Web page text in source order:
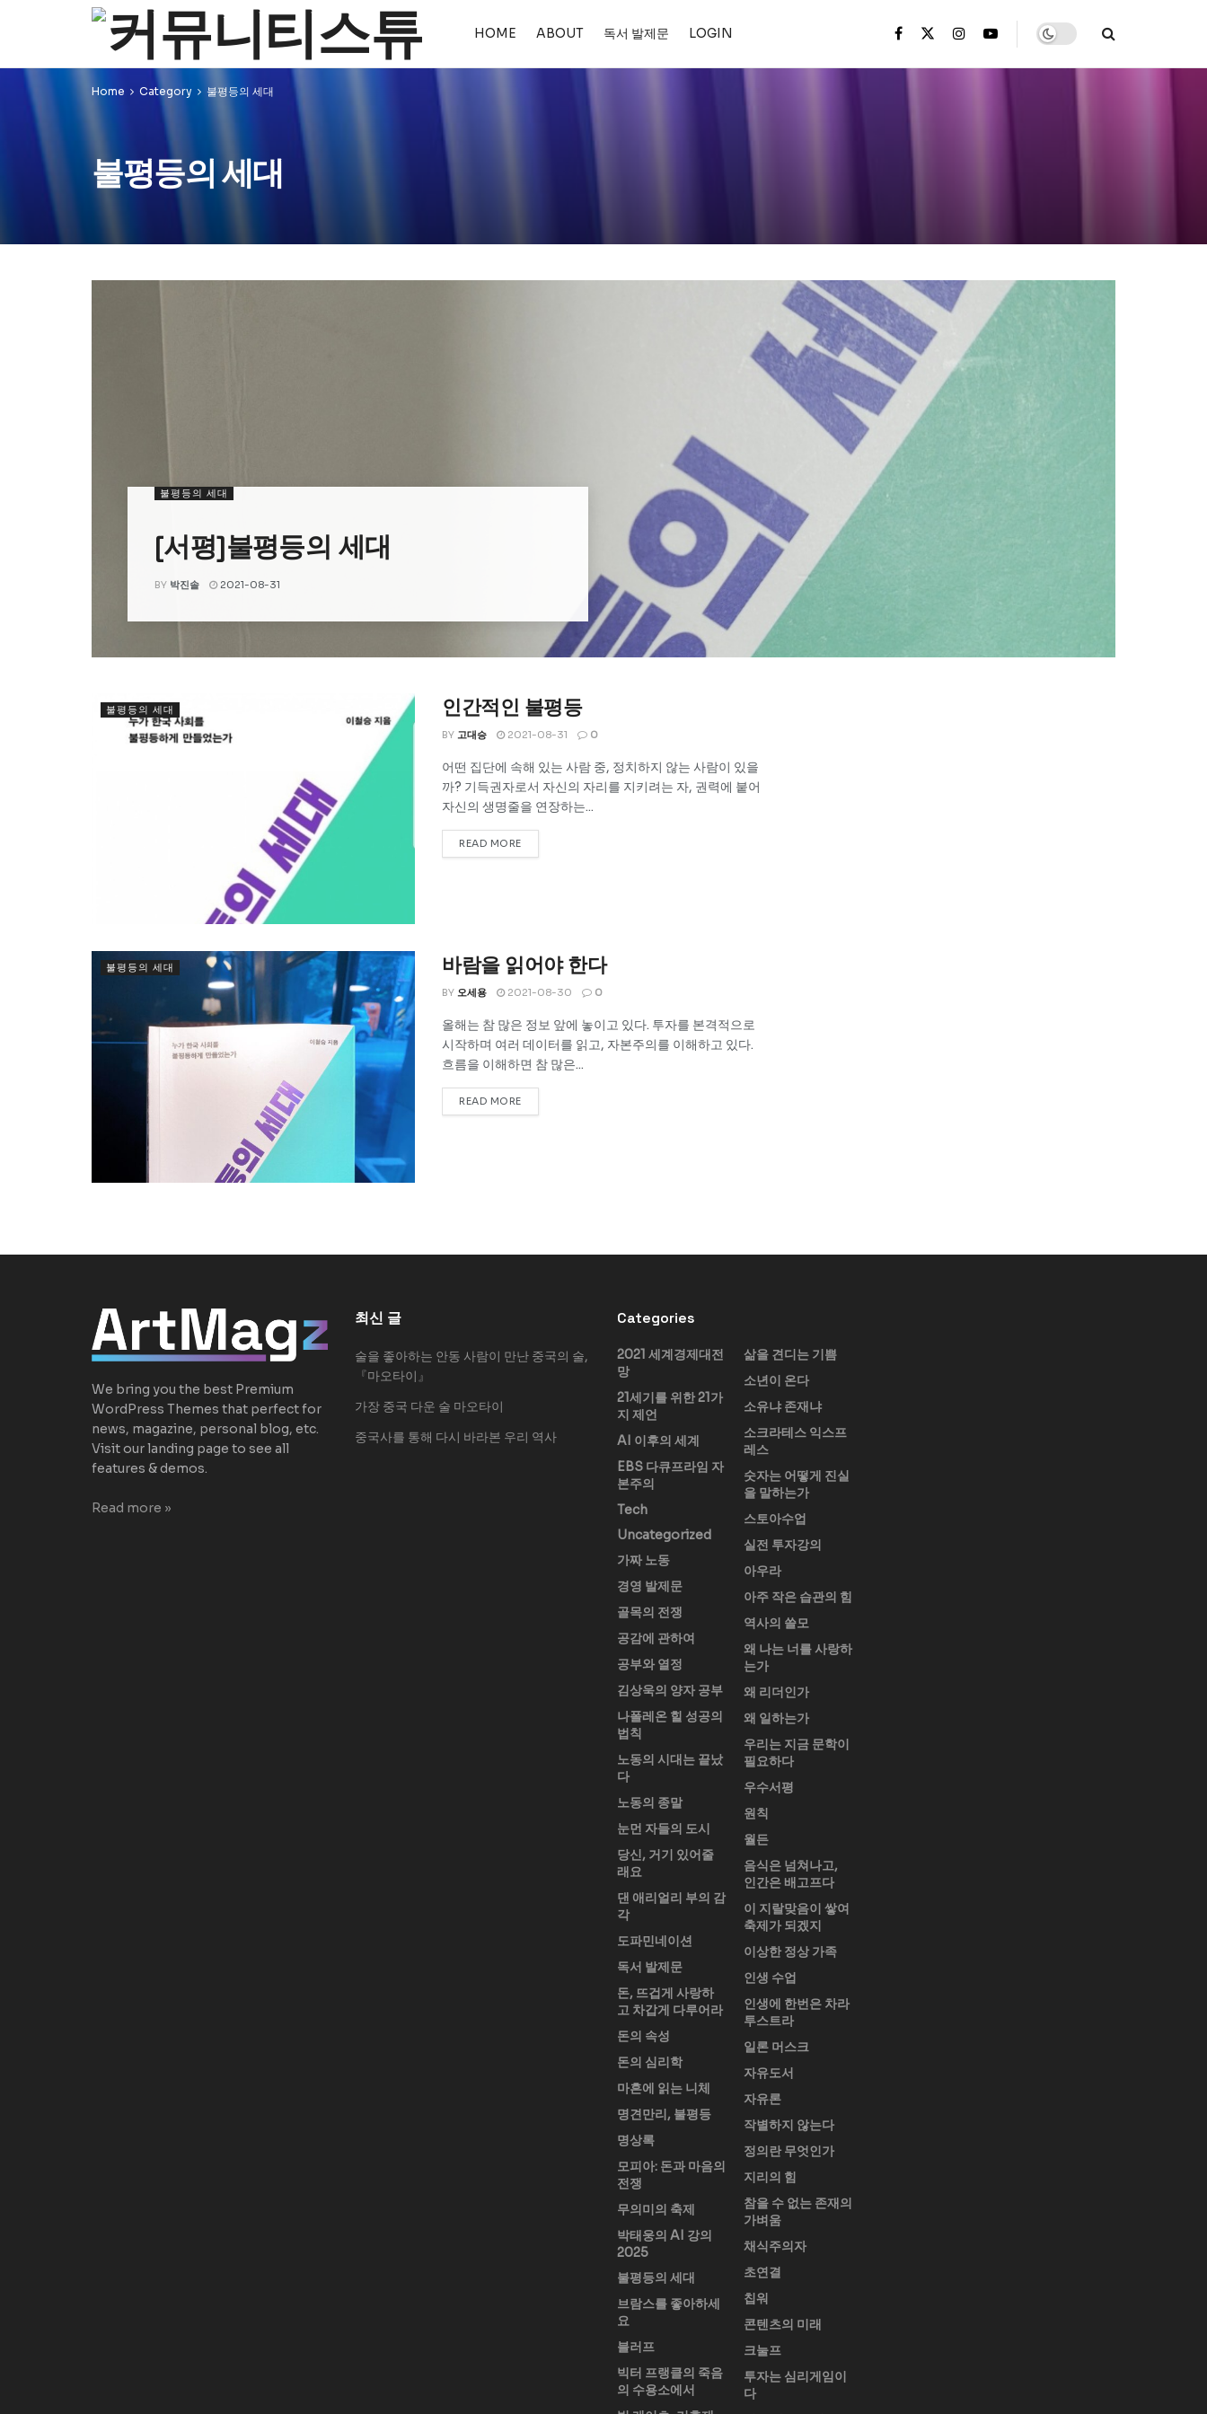
HOME ABOUT 독서 발제문 LOGIN
Home Category 불평등의 세대
불평등의 세대
불평등의 세대
[서평]불평등의 세대
BY 박진솔 2021-08-31
불평등의 세대 인간적인 불평등
BY 고대승 2021-08-31 0
어떤 집단에 속해 있는 사람 중, 정치하지 않는 사람이 있을
까? 기득권자로서 자신의 자리를 지키려는 자, 권력에 붙어
자신의 생명줄을 연장하는...
READ MORE
불평등의 세대 바람을 읽어야 한다
BY 오세용 2021-08-30 0
올해는 참 많은 정보 앞에 놓이고 있다. 투자를 본격적으로
시작하며 여러 데이터를 읽고, 자본주의를 이해하고 있다.
흐름을 이해하면 참 많은...
READ MORE
We bring you the best Premium
WordPress Themes that perfect for
news, magazine, personal blog, etc.
Visit our landing page to see all
features & demos.
Read more »
최신 글
술을 좋아하는 안동 사람이 만난 중국의 술,
『마오타이』
가장 중국 다운 술 마오타이
중국사를 통해 다시 바라본 우리 역사
Categories
2021 세계경제대전
망
21세기를 위한 21가
지 제언
AI 이후의 세계
EBS 다큐프라임 자
본주의
Tech
Uncategorized
가짜 노동
경영 발제문
골목의 전쟁
공감에 관하여
공부와 열정
김상욱의 양자 공부
나폴레온 힐 성공의
법칙
노동의 시대는 끝났
다
노동의 종말
눈먼 자들의 도시
당신, 거기 있어줄
래요
댄 애리얼리 부의 감
각
도파민네이션
독서 발제문
돈, 뜨겁게 사랑하
고 차갑게 다루어라
돈의 속성
돈의 심리학
마흔에 읽는 니체
명견만리, 불평등
명상록
모피아: 돈과 마음의
전쟁
무의미의 축제
박태웅의 AI 강의
2025
불평등의 세대
브람스를 좋아하세
요
블러프
빅터 프랭클의 죽음
의 수용소에서
삶을 견디는 기쁨
소년이 온다
소유냐 존재냐
소크라테스 익스프
레스
숫자는 어떻게 진실
을 말하는가
스토아수업
실전 투자강의
아우라
아주 작은 습관의 힘
역사의 쓸모
왜 나는 너를 사랑하
는가
왜 리더인가
왜 일하는가
우리는 지금 문학이
필요하다
우수서평
원칙
월든
음식은 넘쳐나고,
인간은 배고프다
이 지랄맞음이 쌓여
축제가 되겠지
이상한 정상 가족
인생 수업
인생에 한번은 차라
투스트라
일론 머스크
자유도서
자유론
작별하지 않는다
정의란 무엇인가
지리의 힘
참을 수 없는 존재의
가벼움
채식주의자
초연결
칩워
콘텐츠의 미래
크눌프
투자는 심리게임이
다